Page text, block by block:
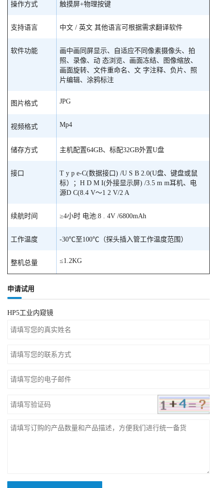
操作方式 触摸屏+物理按键
支持语言 中文 / 英文 其他语言可根据需求翻译软件
软件功能
画中画同屏显示、自适应不同像素摄像头、拍
照、录像、动 态浏览、画面冻结、图像缩放、
画面旋转、文件重命名、文 字注释、负片、照
片编辑、涂鸦标注
图片格式 JPG
视频格式 Mp4
储存方式 主机配置64GB、标配32GB外置U盘
接口
T y p e-C(数据接口) /U S B 2.0(U盘、键盘或鼠
标）；H D M I(外接显示屏) /3.5 m m耳机、电
源D C(8.4 V～1 2 V/2 A
续航时间 ≥4小时 电池:8 . 4V /6800mAh
工作温度 -30℃至100℃（探头插入管工作温度范围）
整机总量 ≤1.2KG
申请试用
HP5工业内窥镜